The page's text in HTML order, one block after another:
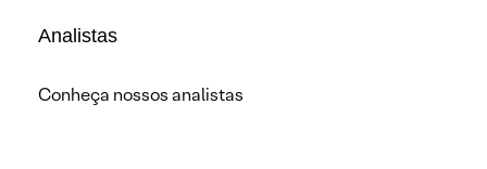
Analistas
Conheça nossos analistas